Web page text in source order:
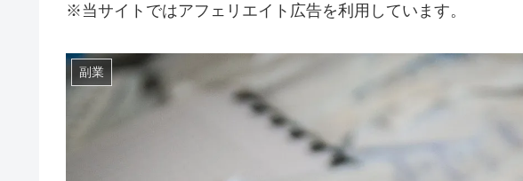
※当サイトではアフェリエイト広告を利用しています。
副業